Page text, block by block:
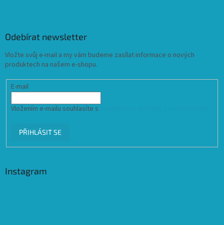
Odebírat newsletter
Vložte svůj e-mail a my vám budeme zasílat informace o nových
produktech na našem e-shopu.
E-mail
Vložením e-mailu souhlasíte s
PŘIHLÁSIT SE
Instagram